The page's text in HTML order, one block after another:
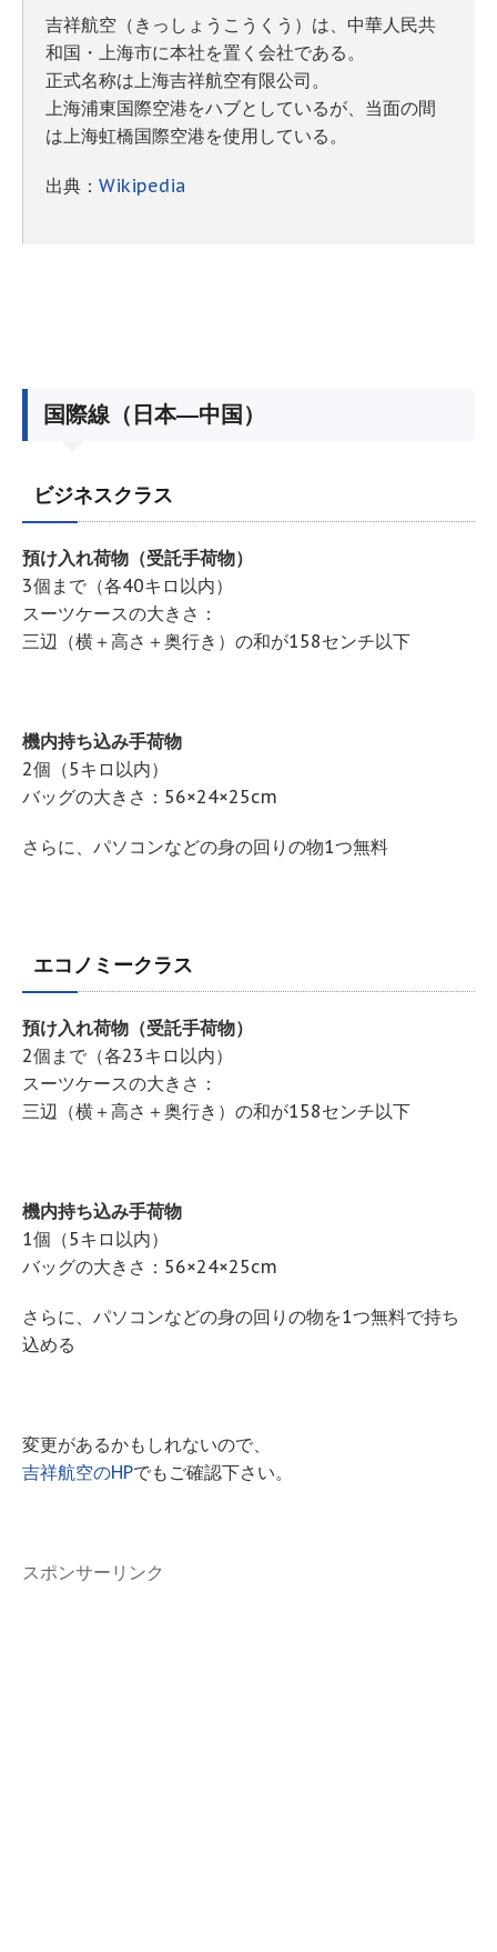
吉祥航空（きっしょうこうくう）は、中華人民共
和国・上海市に本社を置く会社である。
正式名称は上海吉祥航空有限公司。
上海浦東国際空港をハブとしているが、当面の間
は上海虹橋国際空港を使用している。
出典： Wikipedia
国際線（日本―中国）
ビジネスクラス
預け入れ荷物（受託手荷物）
3個まで（各40キロ以内）
スーツケースの大きさ：
三辺（横＋高さ＋奥行き）の和が158センチ以下
機内持ち込み手荷物
2個（5キロ以内）
バッグの大きさ：56×24×25cm
さらに、パソコンなどの身の回りの物1つ無料
エコノミークラス
預け入れ荷物（受託手荷物）
2個まで（各23キロ以内）
スーツケースの大きさ：
三辺（横＋高さ＋奥行き）の和が158センチ以下
機内持ち込み手荷物
1個（5キロ以内）
バッグの大きさ：56×24×25cm
さらに、パソコンなどの身の回りの物を1つ無料で持ち
込める
変更があるかもしれないので、
吉祥航空のHPでもご確認下さい。
スポンサーリンク